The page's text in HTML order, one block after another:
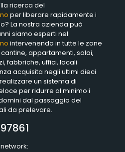
ricerca del
per liberare rapidamente i
La nostra azienda può
siamo esperti nel
intervenendo in tutte le zone
appartamenti, solai,
fabbriche, uffici, locali
acquisita negli ultimi dieci
un sistema di
per ridurre al minimo i
dal passaggio del
da prelevare.